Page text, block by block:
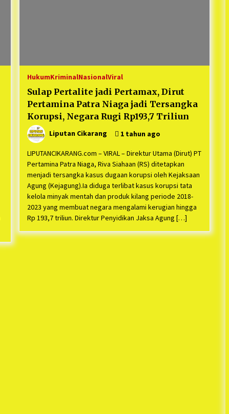
HukumKriminalNasionalViral
Sulap Pertalite jadi Pertamax, Dirut
Pertamina Patra Niaga jadi Tersangka
Korupsi, Negara Rugi Rp193,7 Triliun
Liputan Cikarang 1 tahun ago
LIPUTANCIKARANG.com – VIRAL – Direktur Utama (Dirut) PT
Pertamina Patra Niaga, Riva Siahaan (RS) ditetapkan
menjadi tersangka kasus dugaan korupsi oleh Kejaksaan
Agung (Kejagung).Ia diduga terlibat kasus korupsi tata
kelola minyak mentah dan produk kilang periode 2018-
2023 yang membuat negara mengalami kerugian hingga
Rp 193,7 triliun. Direktur Penyidikan Jaksa Agung […]